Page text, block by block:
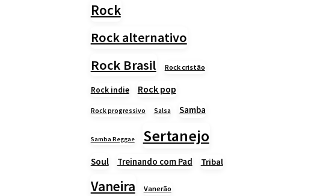
Rock
Rock alternativo
Rock Brasil
Rock cristão
Rock indie Rock pop
Rock progressivo Salsa Samba
Samba Reggae Sertanejo
Soul Treinando com Pad Tribal
Vaneira Vanerão